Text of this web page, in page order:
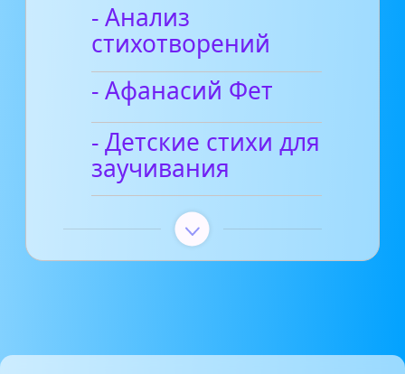
- Анализ
стихотворений
- Афанасий Фет
- Детские стихи для
заучивания